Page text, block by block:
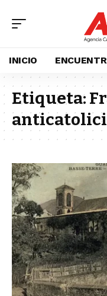
INICIO
Etiqueta: